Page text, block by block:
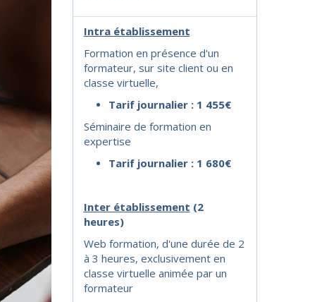
Intra établissement
Formation en présence d'un
formateur, sur site client ou en
classe virtuelle,
Tarif journalier : 1 455€
Séminaire de formation en
expertise
Tarif journalier : 1 680€
Inter établissement (2
heures)
Web formation, d'une durée de 2
à 3 heures, exclusivement en
classe virtuelle animée par un
formateur